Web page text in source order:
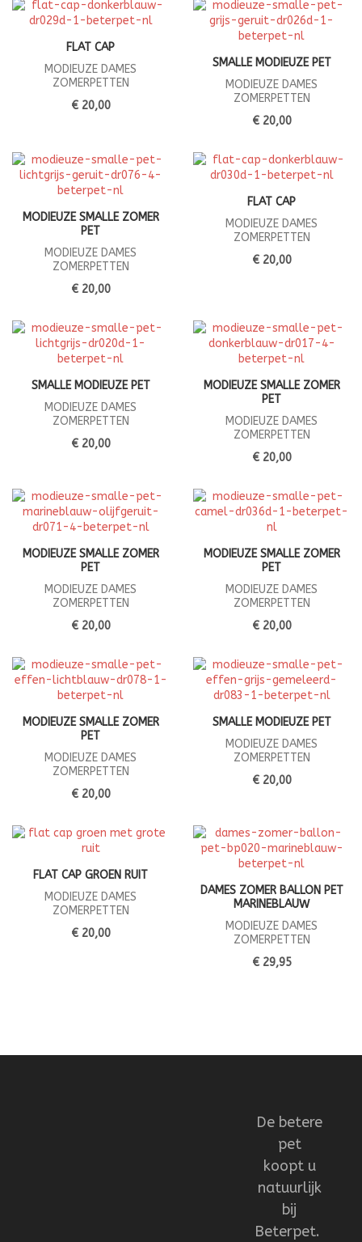
FLAT CAP
MODIEUZE DAMES
ZOMERPETTEN
€ 20,00
SMALLE MODIEUZE PET
MODIEUZE DAMES
ZOMERPETTEN
€ 20,00
MODIEUZE SMALLE ZOMER
PET
MODIEUZE DAMES
ZOMERPETTEN
€ 20,00
FLAT CAP
MODIEUZE DAMES
ZOMERPETTEN
€ 20,00
SMALLE MODIEUZE PET
MODIEUZE DAMES
ZOMERPETTEN
€ 20,00
MODIEUZE SMALLE ZOMER
PET
MODIEUZE DAMES
ZOMERPETTEN
€ 20,00
MODIEUZE SMALLE ZOMER
PET
MODIEUZE DAMES
ZOMERPETTEN
€ 20,00
MODIEUZE SMALLE ZOMER
PET
MODIEUZE DAMES
ZOMERPETTEN
€ 20,00
MODIEUZE SMALLE ZOMER
PET
MODIEUZE DAMES
ZOMERPETTEN
€ 20,00
SMALLE MODIEUZE PET
MODIEUZE DAMES
ZOMERPETTEN
€ 20,00
FLAT CAP GROEN RUIT
MODIEUZE DAMES
ZOMERPETTEN
€ 20,00
DAMES ZOMER BALLON PET
MARINEBLAUW
MODIEUZE DAMES
ZOMERPETTEN
€ 29,95
De betere
pet
koopt u
natuurlijk
bij
Beterpet.